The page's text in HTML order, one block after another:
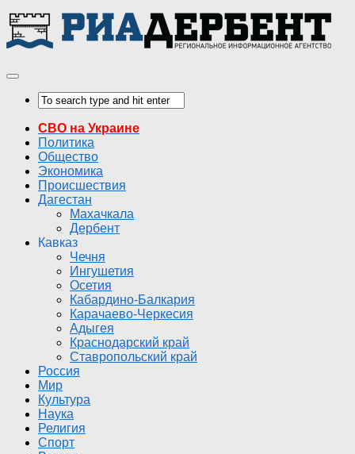
СВО на Украине
Политика
Общество
Экономика
Происшествия
Дагестан
Махачкала
Дербент
Кавказ
Чечня
Ингушетия
Осетия
Кабардино-Балкария
Карачаево-Черкесия
Адыгея
Краснодарский край
Ставропольский край
Россия
Мир
Культура
Наука
Религия
Спорт